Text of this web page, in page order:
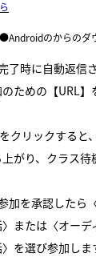
ら
●Androidのからのダ
了時に自動返信
ための【URL】
クリックすると
がり、クラス待
加を承認したら
または〈オーデ
を選び参加しま